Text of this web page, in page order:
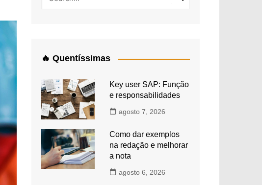
🔥 Quentíssimas
Key user SAP: Função
e responsabilidades
agosto 7, 2026
Como dar exemplos
na redação e melhorar
a nota
agosto 6, 2026